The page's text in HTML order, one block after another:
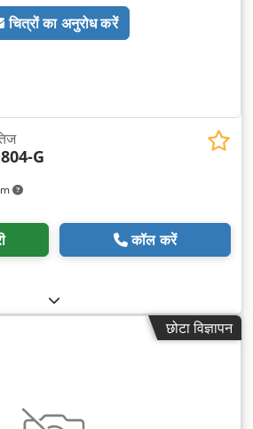
चित्रों का अनुरोध करें
G
कॉल करें
छोटा विज्ञापन